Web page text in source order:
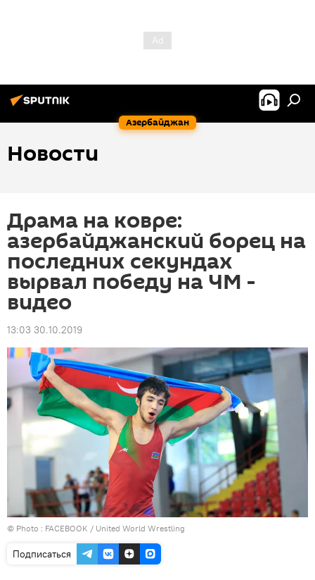
Азербайджан
Новости
Драма на ковре:
азербайджанский борец на
последних секундах
вырвал победу на ЧМ -
видео
13:03 30.10.2019
© Photo : FACEBOOK / United World Wrestling
Подписаться